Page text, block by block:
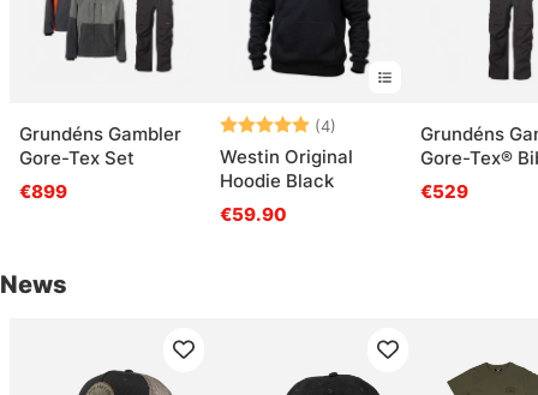
Grundéns Gambler
Gore-Tex Set
€899
Beoordeling:
(4)
5.0 uit 5 sterren
Westin Original
Hoodie Black
€59.90
Grundéns
Gore-Tex®
Anchor
€529
News